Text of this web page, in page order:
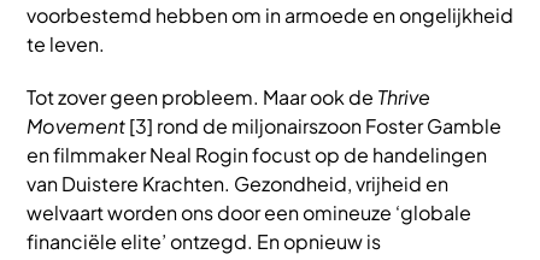
voorbestemd hebben om in armoede en ongelijkheid
te leven.
Tot zover geen probleem. Maar ook de Thrive
Movement[3] rond de miljonairszoon Foster Gamble
en filmmaker Neal Rogin focust op de handelingen
van Duistere Krachten. Gezondheid, vrijheid en
welvaart worden ons door een omineuze ‘globale
financiële elite’ ontzegd. En opnieuw is